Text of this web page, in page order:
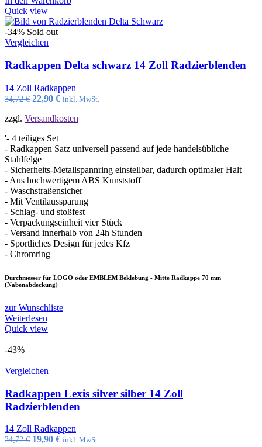
Quick view
-34% Sold out
Vergleichen
Radkappen Delta schwarz 14 Zoll Radzierblenden
14 Zoll Radkappen
34,72€ Ursprünglicher
war:
22,90 €Aktueller
ist:
inkl. MwSt.
zzgl. Versandkosten
'- 4 teiliges Set
- Radkappen Satz universell passend auf jede handelsübliche
Stahlfelge
- Sicherheits-Metallspannring einstellbar, dadurch optimaler Halt
- Aus hochwertigem ABS Kunststoff
- Waschstraßensicher
- Mit Ventilaussparung
- Schlag- und stoßfest
- Verpackungseinheit vier Stück
- Versand innerhalb von 24h Stunden
- Sportliches Design für jedes Kfz
- Chromring
Durchmesser für LOGO oder EMBLEM Beklebung - Mitte Radkappe 70 mm
(Nabenabdeckung)
zur Wunschliste
Weiterlesen
Quick view
-43%
Vergleichen
Radkappen Lexis silver silber 14 Zoll
Radzierblenden
14 Zoll Radkappen
34,72€ Ursprünglicher
19,90 €Aktueller
inkl. MwSt.